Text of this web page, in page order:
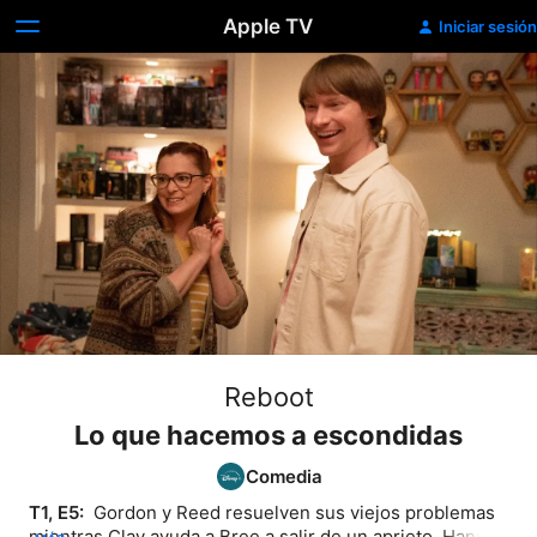
Apple TV Iniciar sesión
Reboot
Lo que hacemos a escondidas
Comedia
T1, E5: Gordon y Reed resuelven sus viejos problemas ​​